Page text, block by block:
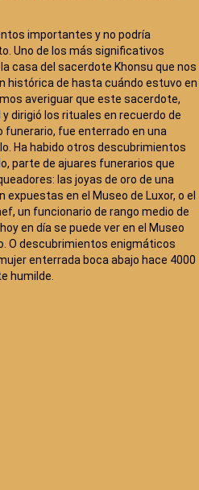
importantes y no podría
Uno de los más significativos
casa del sacerdote Khonsu que nos
histórica de hasta cuándo estuvo en
averiguar que este sacerdote,
dirigió los rituales en recuerdo de
funerario, fue enterrado en una
Ha habido otros descubrimientos
parte de ajuares funerarios que
las joyas de oro de una
en el Museo de Luxor, o el
un funcionario de rango medio de
en día se puede ver en el Museo
O descubrimientos enigmáticos
enterrada boca abajo hace 4000
humilde.